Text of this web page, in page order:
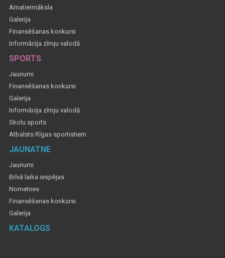
Amatiermāksla
Galerija
Finansēšanas konkursi
Informācija zīmju valodā
SPORTS
Jaunumi
Finansēšanas konkursi
Galerija
Informācija zīmju valodā
Skolu sports
Atbalsts Rīgas sportistiem
JAUNATNE
Jaunumi
Brīvā laika iespējas
Nometnes
Finansēšanas konkursi
Galerija
KATALOGS